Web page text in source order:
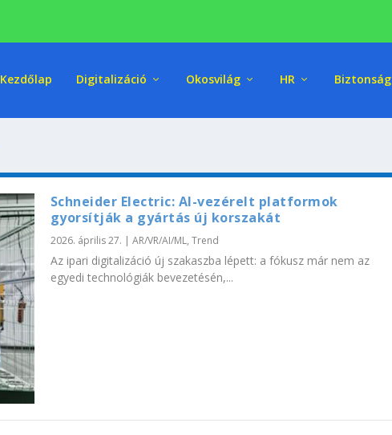
Kezdőlap Digitalizáció Okosvilág HR Biztonság
Schneider Electric: AI-vezérelt platformok
gyorsítják a gyártás új korszakát
2026. április 27. | AR/VR/AI/ML, Trend
Az ipari digitalizáció új szakaszba lépett: a fókusz már nem az
egyedi technológiák bevezetésén,...